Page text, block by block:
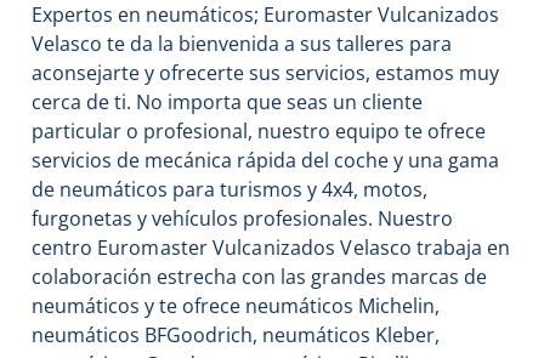
Expertos en neumáticos; Euromaster Vulcanizados
Velasco te da la bienvenida a sus talleres para
aconsejarte y ofrecerte sus servicios, estamos muy
cerca de ti. No importa que seas un cliente
particular o profesional, nuestro equipo te ofrece
servicios de mecánica rápida del coche y una gama
de neumáticos para turismos y 4x4, motos,
furgonetas y vehículos profesionales. Nuestro
centro Euromaster Vulcanizados Velasco trabaja en
colaboración estrecha con las grandes marcas de
neumáticos y te ofrece neumáticos Michelin,
neumáticos BFGoodrich, neumáticos Kleber,